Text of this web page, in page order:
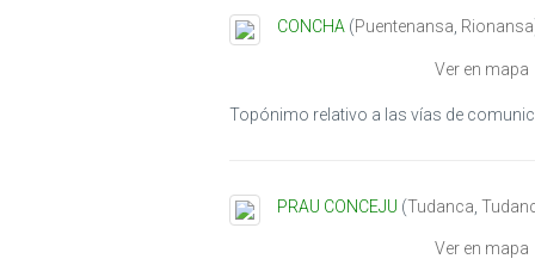
CONCHA (Puentenansa, Rionansa
Ver en mapa
Topónimo relativo a las vías de
PRAU CONCEJU (Tudanca
Ver en mapa